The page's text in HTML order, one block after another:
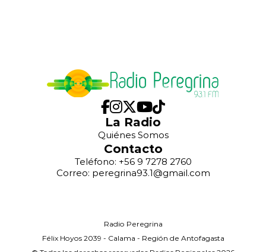
La Radio
Quiénes Somos
Contacto
Teléfono: +56 9 7278 2760
Correo: peregrina93.1@gmail.com
Radio Peregrina
Félix Hoyos 2039 - Calama - Región de Antofagasta